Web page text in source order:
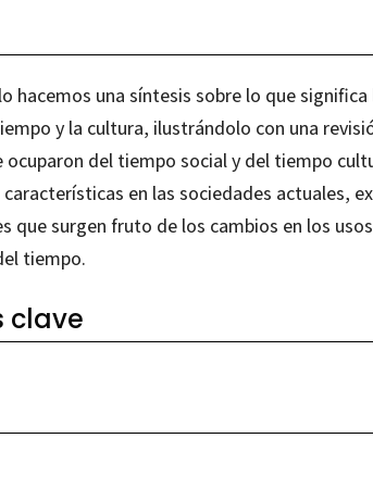
hacemos una síntesis sobre lo que
y la cultura, ilustrándolo con una
ocuparon del tiempo social y del tiempo
en las sociedades actuales,
que surgen fruto de los cambios en los
tiempo.
clave